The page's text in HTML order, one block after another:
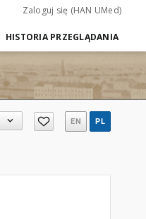
Zaloguj się (HAN UMed)
HISTORIA PRZEGLĄDANIA
EN PL